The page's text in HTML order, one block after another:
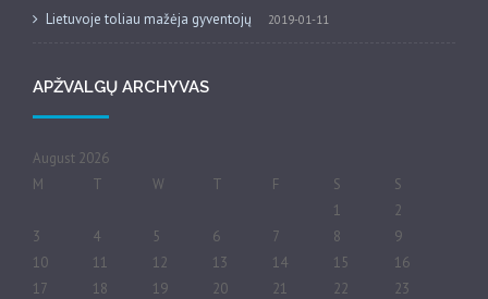
Lietuvoje toliau mažėja gyventojų 2019-01-11
APŽVALGŲ ARCHYVAS
August 2026
M
T W T F S S
1
2
3
4 5 6 7 8
9
10
11 12 13 14 15
16
17
18 19 20 21 22
23